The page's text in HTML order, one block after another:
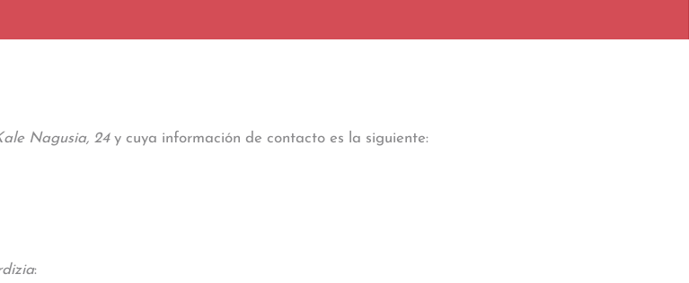
Nagusia, 24y cuya información de contacto es la siguiente:
: